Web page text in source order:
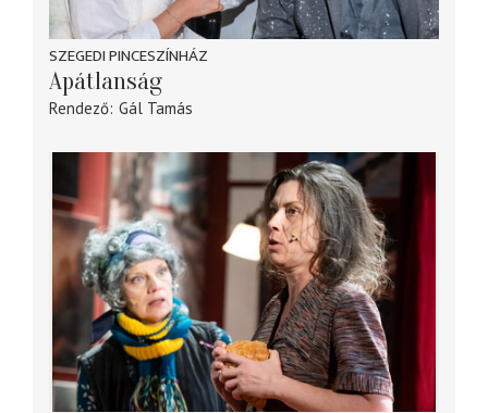
SZEGEDI PINCESZÍNHÁZ
Apátlanság
Rendező Gál Tamás